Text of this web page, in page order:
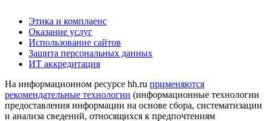
Этика и комплаенс
Оказание услуг
Использование сайтов
Защита персональных данных
ИТ аккредитация
На информационном ресурсе hh.ru применяются
рекомендательные технологии (информационные технологии
предоставления информации на основе сбора, систематизации
и анализа сведений, относящихся к предпочтениям